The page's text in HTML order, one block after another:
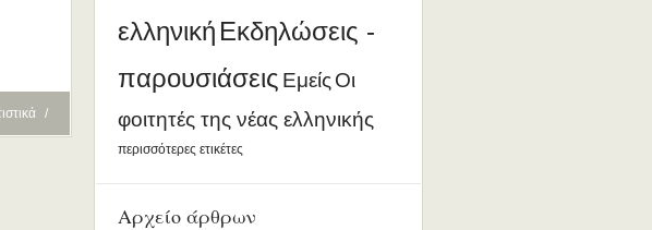
/
ελληνική Εκδηλώσεις -
παρουσιάσεις Εμείς Οι
φοιτητές της νέας ελληνικής
περισσότερες ετικέτες
Αρχείο άρθρων